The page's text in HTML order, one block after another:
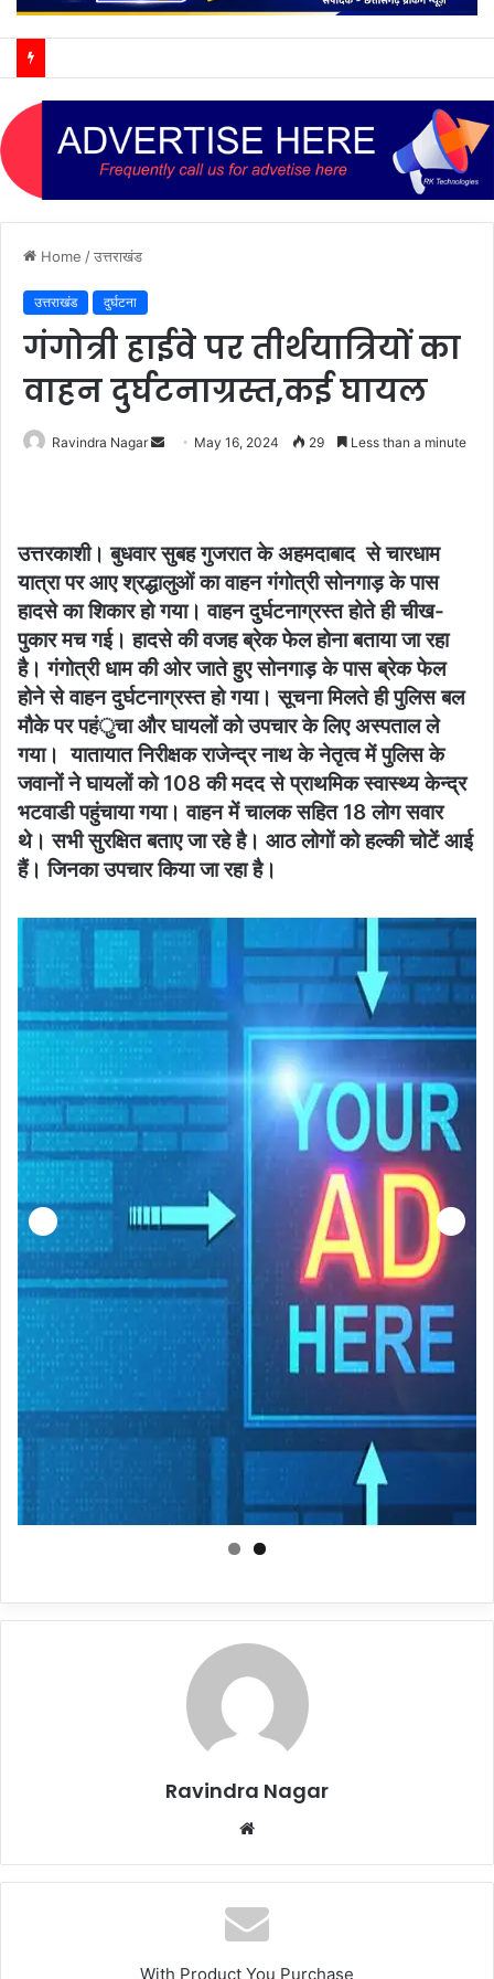
Home /उत्तराखंड
उत्तराखंड दुर्घटना
गंगोत्री हाईवे पर तीर्थयात्रियों का
वाहन दुर्घटनाग्रस्त,कई घायल
Ravindra Nagar
Send May 16, 2024 29 Less than a minute
उत्तरकाशी। बुधवार सुबह गुजरात के अहमदाबाद से चारधाम
यात्रा पर आए श्रद्धालुओं का वाहन गंगोत्री सोनगाड़ के पास
हादसे का शिकार हो गया। वाहन दुर्घटनाग्रस्त होते ही चीख-
पुकार मच गई। हादसे की वजह ब्रेक फेल होना बताया जा रहा
है। गंगोत्री धाम की ओर जाते हुए सोनगाड़ के पास ब्रेक फेल
होने से वाहन दुर्घटनाग्रस्त हो गया। सूचना मिलते ही पुलिस बल
मौके पर पहंुचा और घायलों को उपचार के लिए अस्पताल ले
गया। यातायात निरीक्षक राजेन्द्र नाथ के नेतृत्व में पुलिस के
जवानों ने घायलों को 108 की मदद से प्राथमिक स्वास्थ्य केन्द्र
भटवाडी पहुंचाया गया। वाहन में चालक सहित 18 लोग सवार
थे। सभी सुरक्षित बताए जा रहे है। आठ लोगों को हल्की चोटें आई
हैं। जिनका उपचार किया जा रहा है।
Ravindra Nagar
Website
With Product You Purchase